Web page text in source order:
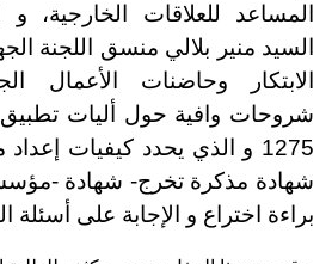
المساعد للعلاقات الخارجية، و
السيد منير بلالي منسق اللجنة
الابتكار وحاضنات الأعمال
شروحات وافية حول أليات تطبيق
1275 و الذي يحدد كيفيات
شهادة مذكرة تخرج- شهادة -
براءة اختراع و الإجابة على أسئلة